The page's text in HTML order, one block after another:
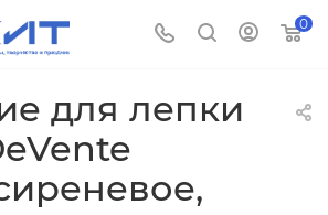
0
для лепки